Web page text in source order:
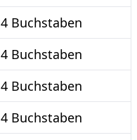
4 Buchstaben
4 Buchstaben
4 Buchstaben
4 Buchstaben